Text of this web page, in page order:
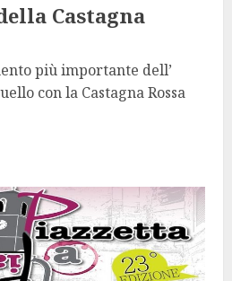
Castagna
più importante dell’
con la Castagna Rossa